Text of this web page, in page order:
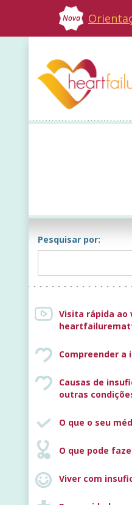
Nova
Pesquisar por:
Visita rápida ao
Compreender a
Causas de
outras
O que o seu
O que pode
Viver com